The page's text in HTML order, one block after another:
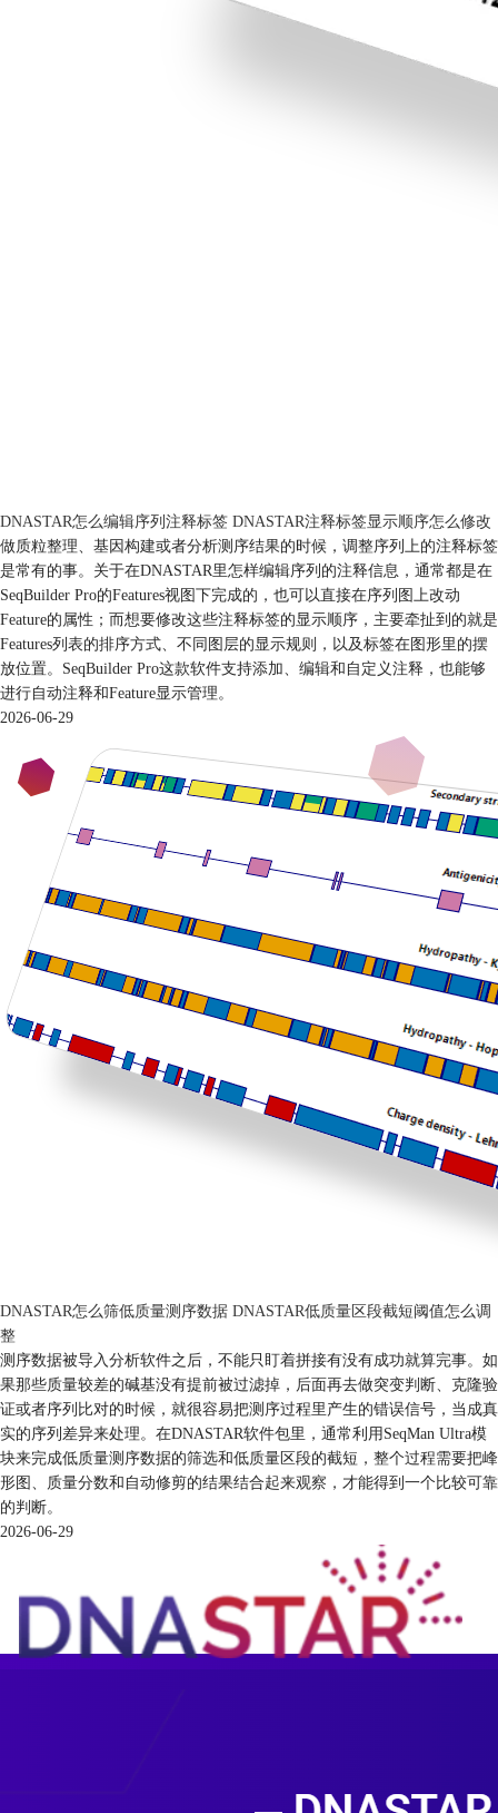
DNASTAR怎么编辑序列注释标签 DNASTAR注释标签显示顺序怎么修改
做质粒整理、基因构建或者分析测序结果的时候，调整序列上的注释标签
是常有的事。关于在DNASTAR里怎样编辑序列的注释信息，通常都是在
SeqBuilder Pro的Features视图下完成的，也可以直接在序列图上改动
Feature的属性；而想要修改这些注释标签的显示顺序，主要牵扯到的就是
Features列表的排序方式、不同图层的显示规则，以及标签在图形里的摆
放位置。SeqBuilder Pro这款软件支持添加、编辑和自定义注释，也能够
进行自动注释和Feature显示管理。
2026-06-29
DNASTAR怎么筛低质量测序数据 DNASTAR低质量区段截短阈值怎么调
整
测序数据被导入分析软件之后，不能只盯着拼接有没有成功就算完事。如
果那些质量较差的碱基没有提前被过滤掉，后面再去做突变判断、克隆验
证或者序列比对的时候，就很容易把测序过程里产生的错误信号，当成真
实的序列差异来处理。在DNASTAR软件包里，通常利用SeqMan Ultra模
块来完成低质量测序数据的筛选和低质量区段的截短，整个过程需要把峰
形图、质量分数和自动修剪的结果结合起来观察，才能得到一个比较可靠
的判断。
2026-06-29